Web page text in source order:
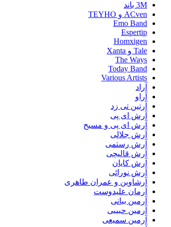
3M باند
ACven و TEYHO
Emo Band
Espertip
Homxigen
Tale و Xanta
The Ways
Today Band
Various Artists
آراد
آراو
آرتین تی زد
آرش ای پی
آرش ای پی و مسیح
آرش جلالی
آرش رستمی
آرش قالیچی
آرش کایان
آرش نورائی
آرشاوین و عمران طاهری
آرمان علیدوست
آرمین بیانی
آرمین حبیبی
آرمین سمیعی